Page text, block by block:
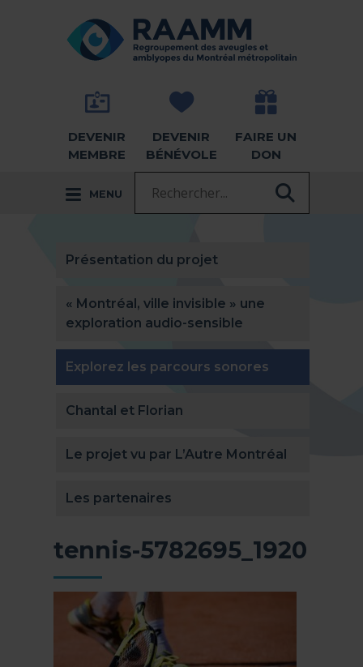
RETOUR À LA PAGE D'ACCUEIL -
DEVENIR
MEMBRE
DEVENIR
BÉNÉVOLE
FAIRE UN
DON
MENU
Présentation du projet
« Montréal, ville invisible » une
exploration audio-sensible
Explorez les parcours sonores
Chantal et Florian
Le projet vu par L’Autre Montréal
Les partenaires
tennis-5782695_1920